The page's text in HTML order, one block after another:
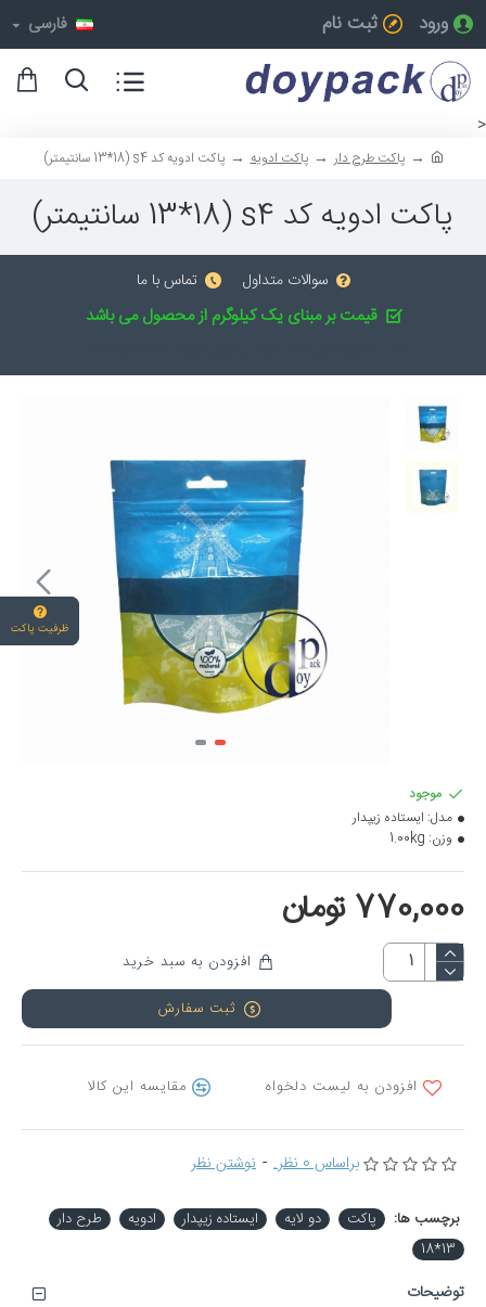
ورود ثبت نام فارسی
<
پاکت طرح دار پاکت ادویه پاکت ادویه کد s4 (13*18 سانتیمتر)
پاکت ادویه کد s4 (13*18 سانتیمتر)
سوالات متداول تماس با ما
قیمت بر مبنای یک کیلوگرم از محصول می باشد
براساس 0 نظر. - نوشتن نظر
770,000 تومان
موجود
مدل: ایستاده زیپدار
وزن: 1.00kg
افزودن به سبد خرید
ثبت سفارش
افزودن به لیست دلخواه مقایسه این کالا
برچسب ها: پاکت دو لایه ایستاده زیپدار ادویه
طرح دار
13*18
توضیحات
ظرفیت پاکت